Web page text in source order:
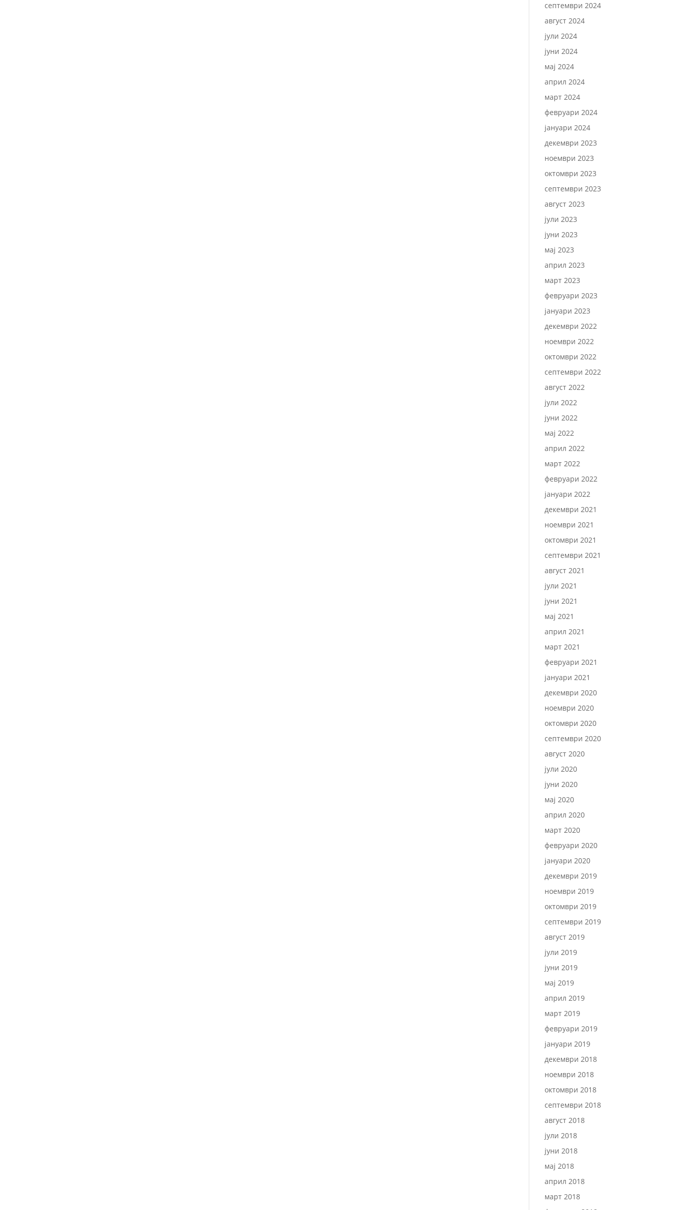
септември 2024
август 2024
јули 2024
јуни 2024
мај 2024
април 2024
март 2024
февруари 2024
јануари 2024
декември 2023
ноември 2023
октомври 2023
септември 2023
август 2023
јули 2023
јуни 2023
мај 2023
април 2023
март 2023
февруари 2023
јануари 2023
декември 2022
ноември 2022
октомври 2022
септември 2022
август 2022
јули 2022
јуни 2022
мај 2022
април 2022
март 2022
февруари 2022
јануари 2022
декември 2021
ноември 2021
октомври 2021
септември 2021
август 2021
јули 2021
јуни 2021
мај 2021
април 2021
март 2021
февруари 2021
јануари 2021
декември 2020
ноември 2020
октомври 2020
септември 2020
август 2020
јули 2020
јуни 2020
мај 2020
април 2020
март 2020
февруари 2020
јануари 2020
декември 2019
ноември 2019
октомври 2019
септември 2019
август 2019
јули 2019
јуни 2019
мај 2019
април 2019
март 2019
февруари 2019
јануари 2019
декември 2018
ноември 2018
октомври 2018
септември 2018
август 2018
јули 2018
јуни 2018
мај 2018
април 2018
март 2018